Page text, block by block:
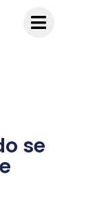
se